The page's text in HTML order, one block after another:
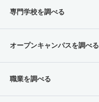
専門学校を調べる
オープンキャンパスを調べる
職業を調べる